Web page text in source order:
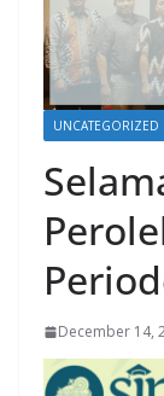
UNCATEGORIZED
December 14,